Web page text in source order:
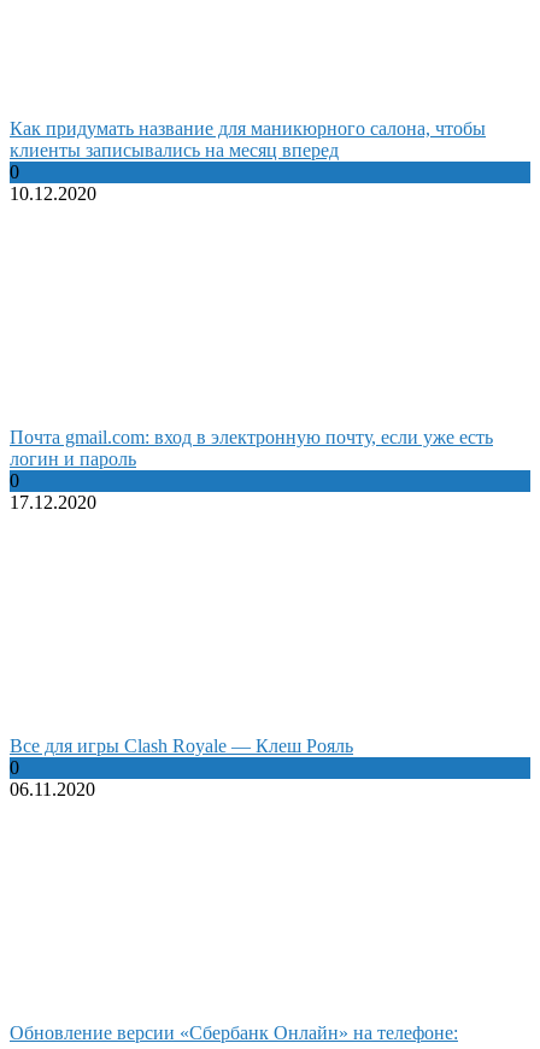
Как придумать название для маникюрного салона, чтобы
клиенты записывались на месяц вперед
0
10.12.2020
Почта gmail.com: вход в электронную почту, если уже есть
логин и пароль
0
17.12.2020
Все для игры Clash Royale — Клеш Рояль
0
06.11.2020
Обновление версии «Сбербанк Онлайн» на телефоне: